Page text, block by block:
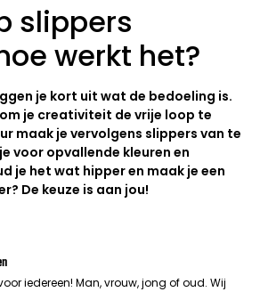
slippers
werkt het?
je kort uit wat de bedoeling is.
je creativiteit de vrije loop te
maak je vervolgens slippers van te
voor opvallende kleuren en
je het wat hipper en maak je een
De keuze is aan jou!
iedereen! Man, vrouw, jong of oud. Wij